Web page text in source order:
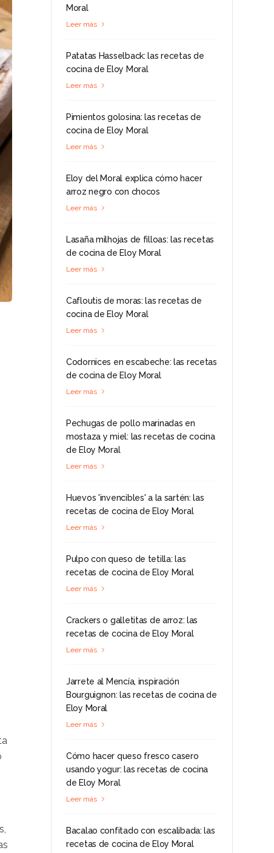
Moral
Leer más
Patatas Hasselback: las recetas de
cocina de Eloy Moral
Leer más
Pimientos golosina: las recetas de
cocina de Eloy Moral
Leer más
Eloy del Moral explica cómo hacer
arroz negro con chocos
Leer más
Lasaña milhojas de filloas: las recetas
de cocina de Eloy Moral
Leer más
Cafloutis de moras: las recetas de
cocina de Eloy Moral
Leer más
Codornices en escabeche: las recetas
de cocina de Eloy Moral
Leer más
Pechugas de pollo marinadas en
mostaza y miel: las recetas de cocina
de Eloy Moral
Leer más
Huevos 'invencibles' a la sartén: las
recetas de cocina de Eloy Moral
Leer más
Pulpo con queso de tetilla: las
recetas de cocina de Eloy Moral
Leer más
Crackers o galletitas de arroz: las
recetas de cocina de Eloy Moral
Leer más
Jarrete al Mencía, inspiración
Bourguignon: las recetas de cocina de
Eloy Moral
Leer más
Cómo hacer queso fresco casero
usando yogur: las recetas de cocina
de Eloy Moral
Leer más
Bacalao confitado con escalibada: las
recetas de cocina de Eloy Moral